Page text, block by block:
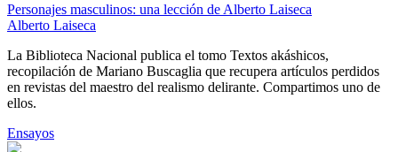
Personajes masculinos: una lección de Alberto Laiseca
Alberto Laiseca
La Biblioteca Nacional publica el tomo Textos akáshicos,
recopilación de Mariano Buscaglia que recupera artículos perdidos
en revistas del maestro del realismo delirante. Compartimos uno de
ellos.
Ensayos